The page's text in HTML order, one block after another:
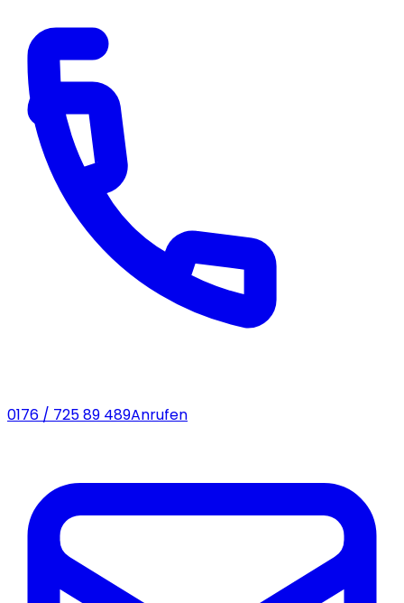
0176 / 725 89 489Anrufen